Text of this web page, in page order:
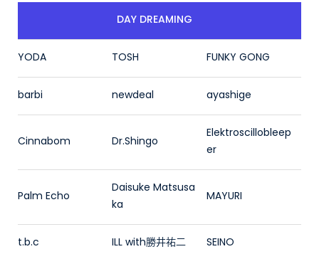
DAY DREAMING
YODA TOSH FUNKY GONG
barbi newdeal ayashige
Cinnabom Dr.Shingo
Elektroscillobleep
er
Palm Echo
Daisuke Matsusa
ka
MAYURI
t.b.c ILL with勝井祐二 SEINO